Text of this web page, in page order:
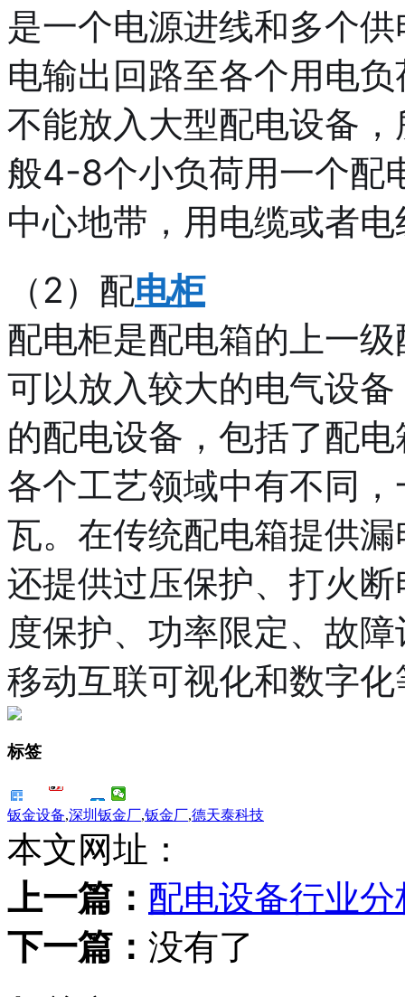
是一个电源进线和多个
电输出回路至各个用电
不能放入大型配电设备
般4-8个小负荷用一个配
中心地带，用电缆或者
（2）配电柜
配电柜是配电箱的上一
可以放入较大的电气设
的配电设备，包括了配
各个工艺领域中有不同
瓦。在传统配电箱提供
还提供过压保护、打火
度保护、功率限定、故
移动互联可视化和数字
标签
钣金设备,深圳钣金厂,钣金厂,德天泰科技
本文网址：
上一篇： 配电设备行业分
下一篇： 没有了